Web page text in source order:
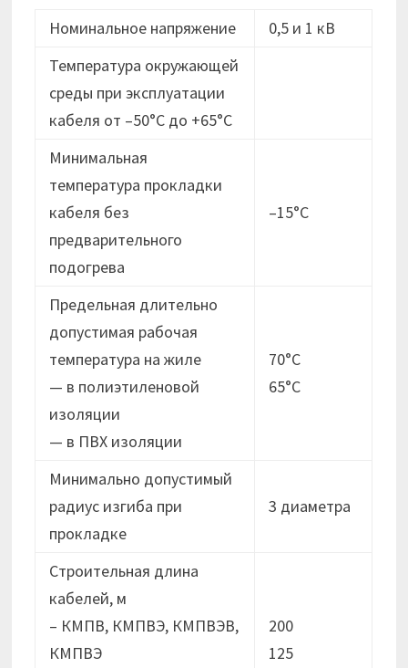
Номинальное напряжение
0,5 и 1 кВ
Температура окружающей
среды при эксплуатации
кабеля от –50°C до +65°C
Минимальная
температура прокладки
кабеля без
предварительного
подогрева
–15°C
Предельная длительно
допустимая рабочая
температура на жиле
— в полиэтиленовой
изоляции
— в ПВХ изоляции
70°C
65°C
Минимально допустимый
радиус изгиба при
прокладке
3 диаметра
Строительная длина
кабелей, м
– КМПВ, КМПВЭ, КМПВЭВ,
КМПВЭ
200
125